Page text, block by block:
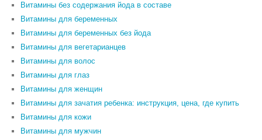
Витамины без содержания йода в составе
Витамины для беременных
Витамины для беременных без йода
Витамины для вегетарианцев
Витамины для волос
Витамины для глаз
Витамины для женщин
Витамины для зачатия ребенка: инструкция, цена, где купить
Витамины для кожи
Витамины для мужчин